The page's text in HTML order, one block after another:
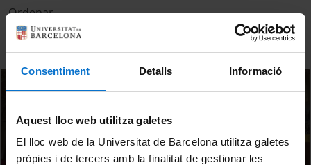
Consentiment Detalls Informació
Aquest lloc web utilitza galetes
El lloc web de la Universitat de Barcelona utilitza galetes
pròpies i de tercers amb la finalitat de gestionar les
Ordenar